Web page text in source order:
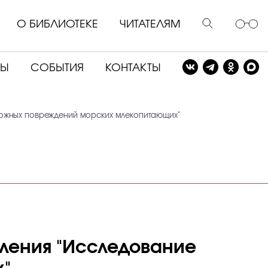
О БИБЛИОТЕКЕ ЧИТАТЕЛЯМ
СОБЫТИЯ КОНТАКТЫ
повреждений морских млекопитающих"
"Исследование